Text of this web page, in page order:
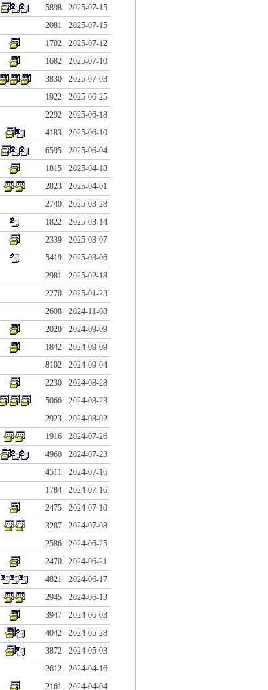
5898
2025-07-15
2081
2025-07-15
1702
2025-07-12
1682
2025-07-10
3830
2025-07-03
1922
2025-06-25
2292
2025-06-18
4183
2025-06-10
6595
2025-06-04
1815
2025-04-18
2823
2025-04-01
2740
2025-03-28
1822
2025-03-14
2339
2025-03-07
5419
2025-03-06
2981
2025-02-18
2270
2025-01-23
2608
2024-11-08
2020
2024-09-09
1842
2024-09-09
8102
2024-09-04
2230
2024-08-28
5066
2024-08-23
2923
2024-08-02
1916
2024-07-26
4960
2024-07-23
4511
2024-07-16
1784
2024-07-16
2475
2024-07-10
3287
2024-07-08
2586
2024-06-25
2470
2024-06-21
4821
2024-06-17
2945
2024-06-13
3947
2024-06-03
4042
2024-05-28
3872
2024-05-03
2612
2024-04-16
2161
2024-04-04